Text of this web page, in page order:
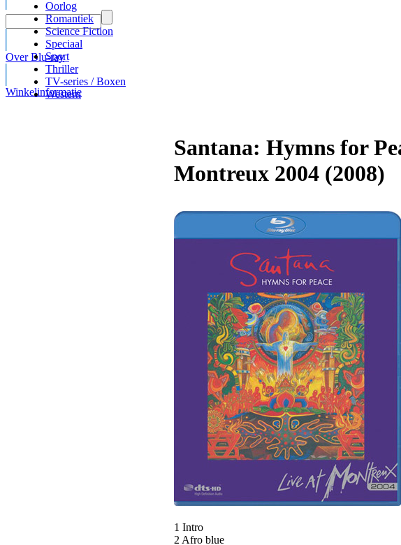
Over Blu-ray
Winkelinformatie
Oorlog
Romantiek
Science Fiction
Speciaal
Sport
Thriller
TV-series / Boxen
Western
Santana: Hymns for
Montreux 2004 (2008)
1 Intro
2 Afro blue